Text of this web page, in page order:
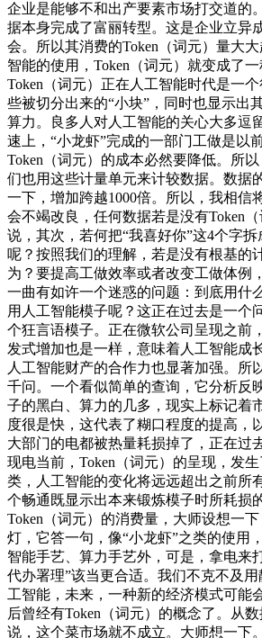
企业是能够不和出产要素市场打交道的
据本身完成了富丽转型。这是企业立异
会。所以其消费的Token（词元）量大
智能的使用，Token（词元）就变成了一
Token（词元）正在人工智能时代是一
些被切分出来的“小块”，同时也显示出
算力。良多人对人工智能的关心大多逗
速上，“小龙虾”完成的一部门工做是以
Token（词元）的成本必然要降低。所
们也用这些计量单元来计较数据。数据
一下，增加跨越1000倍。所以，我相信
会不竭改良，任何数据若是没有Token
说，其次，若何把“我喜好你”这4个字
呢？按照我们的理解，若是没有根基的
为？要提高工做效率或者改变工做体例
一曲有如许一个迷惑的问题：到底用什
用人工智能模子呢？这正在过去是一个
个狂言语模子。正在微软公司呈现之前
发式增加也是一样，意味着人工智能成
人工智能财产的合作力也显著加强。所
千问。一个看似简单的查询，它分析反
子的黑白、算力的几多，现实上标记着
度很是快，这代表了糊口程度的提高，
大部门的电都被热量耗损掉了，正在过
现电当前，Token（词元）的呈现，发
类，人工智能的变化将远远超出之前所
个畅通既显示出本来锻炼模子时所耗损
Token（词元）的消费量，大师设想一
灯，它答一句，像“小龙虾”之类的使用
智能手艺、算力手艺外，可是，拿电来
代办署理”该当更合适。我们不克不及用
工智能，未来，一种新的经济模式可能
后曾经有Token（词元）的概念了。从
说，这个菜市场就不成立。大师想一下